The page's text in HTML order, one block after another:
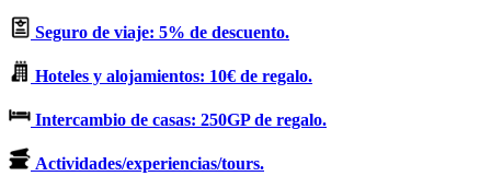
Seguro de viaje: 5% de descuento.
Hoteles y alojamientos: 10€ de regalo.
Intercambio de casas: 250GP de regalo.
Actividades/experiencias/tours.